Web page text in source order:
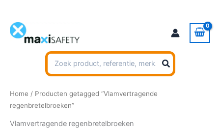
inhoud
Zoeken
naar:
Home / Producten getagged “Vlamvertragende
regenbretelbroeken”
Vlamvertragende regenbretelbroeken